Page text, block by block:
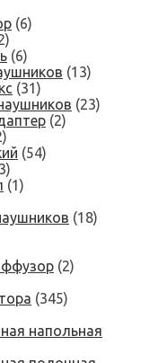
(6)
(6)
(13)
(31)
(23)
(2)
(54)
(1)
(18)
(2)
(345)
напольная